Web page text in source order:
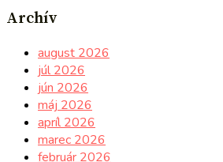
Archív
august 2026
júl 2026
jún 2026
máj 2026
apríl 2026
marec 2026
február 2026